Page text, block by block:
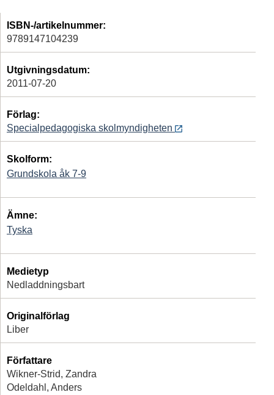
ISBN-/artikelnummer:
9789147104239
Utgivningsdatum:
2011-07-20
Förlag:
Specialpedagogiska skolmyndigheten
Skolform:
Grundskola åk 7-9
Ämne:
Tyska
Medietyp
Nedladdningsbart
Originalförlag
Liber
Författare
Wikner-Strid, Zandra
Odeldahl, Anders